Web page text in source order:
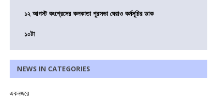
১২ আগস্ট কংগ্রেসের কলকাতা পুরসভা ঘেরাও কর্মসূচির ডাক
১০টা
NEWS IN CATEGORIES
একনজরে